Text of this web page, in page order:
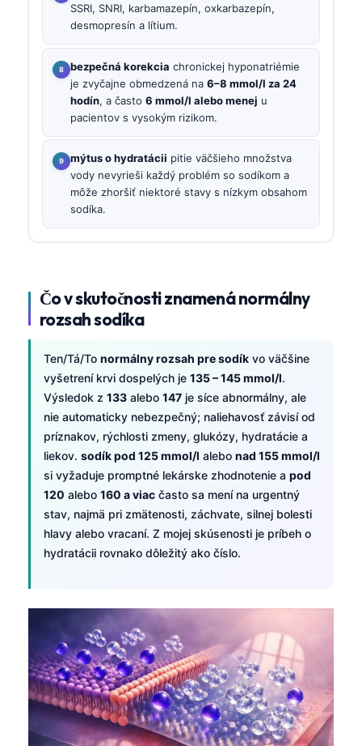
SSRI, SNRI, karbamazepín, oxkarbazepín,
desmopresín a lítium.
bezpečná korekcia chronickej hyponatriémie
je zvyčajne obmedzená na 6–8 mmol/l za 24
hodín, a často 6 mmol/l alebo menej u
pacientov s vysokým rizikom.
mýtus o hydratácii pitie väčšieho množstva
vody nevyrieši každý problém so sodíkom a
môže zhoršiť niektoré stavy s nízkym obsahom
sodíka.
Čo v skutočnosti znamená normálny
rozsah sodíka
Ten/Tá/To normálny rozsah pre sodík vo väčšine
vyšetrení krvi dospelých je 135 – 145 mmol/l.
Výsledok z 133 alebo 147 je síce abnormálny, ale
nie automaticky nebezpečný; naliehavosť závisí od
príznakov, rýchlosti zmeny, glukózy, hydratácie a
liekov. sodík pod 125 mmol/l alebo nad 155 mmol/l
si vyžaduje promptné lekárske zhodnotenie a pod
120 alebo 160 a viac často sa mení na urgentný
stav, najmä pri zmätenosti, záchvate, silnej bolesti
hlavy alebo vracaní. Z mojej skúsenosti je príbeh o
hydratácii rovnako dôležitý ako číslo.